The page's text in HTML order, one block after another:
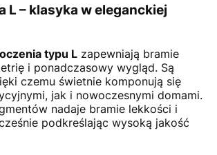
L – klasyka w eleganckiej
typu L zapewniają bramie
i ponadczasowy wygląd. Są
czemu świetnie komponują się
jak i nowoczesnymi domami.
nadaje bramie lekkości i
podkreślając wysoką jakość